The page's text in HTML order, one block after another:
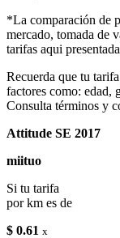
*La comparación de
mercado, tomada de
tarifas aqui
Recuerda que tu
factores como: edad,
Consulta términos y
Attitude SE 2017
miituo
Si tu tarifa
por km es de
$ 0.61 x